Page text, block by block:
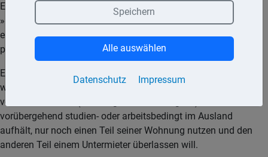
Erlaubnis des Vermieters hat der Mieter nur, wenn er ein
»berechtigtes Interesse vorweisen kann. Das ist der Fall, wenn
er vernünftige und nachvollziehbare wirtschaftliche und/oder
persönliche Gründe anführen kann.
Ein berechtigtes Interesse an der Untervermietung liegt vor,
wenn sich das Einkommen des Mieters spürbar
verschlechtert hat (z. B. wegen Arbeitslosigkeit) oder er sich
vorübergehend studien- oder arbeitsbedingt im Ausland
aufhält, nur noch einen Teil seiner Wohnung nutzen und den
anderen Teil einem Untermieter überlassen will.
Datenschutz Impressum
Speichern
Alle auswählen